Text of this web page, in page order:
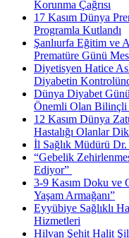
Korunma Çağrısı
17 Kasım Dünya
Programla Kutlandı
Şanlıurfa Eğitim ve
Prematüre Günü
Diyetisyen Hatice
Diyabetin
Dünya Diyabet
Önemli Olan Bilinçli
12 Kasım Dünya
Hastalığı Olanlar
İl Sağlık Müdürü Dr.
“Gebelik
Ediyor” ​
3-9 Kasım Doku ve
Yaşam Armağanı”
Eyyübiye Sağlıklı
Hizmetleri
Hilvan Şehit Halit